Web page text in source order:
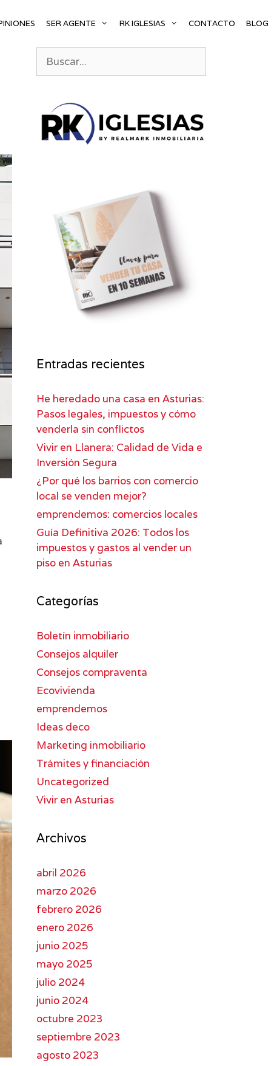
SER AGENTE RK IGLESIAS CONTACTO BLOG
Entradas recientes
He heredado una casa en Asturias:
Pasos legales, impuestos y cómo
venderla sin conflictos
Vivir en Llanera: Calidad de Vida e
Inversión Segura
¿Por qué los barrios con comercio
local se venden mejor?
emprendemos: comercios locales
Guía Definitiva 2026: Todos los
impuestos y gastos al vender un
piso en Asturias
Categorías
Boletín inmobiliario
Consejos alquiler
Consejos compraventa
Ecovivienda
emprendemos
Ideas deco
Marketing inmobiliario
Trámites y financiación
Uncategorized
Vivir en Asturias
Archivos
abril 2026
marzo 2026
febrero 2026
enero 2026
junio 2025
mayo 2025
julio 2024
junio 2024
octubre 2023
septiembre 2023
agosto 2023